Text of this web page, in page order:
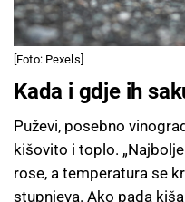
[Foto: Pexels]
Kada i gdje ih
Puževi, posebno
kišovito i toplo.
rose, a temperatura se
stupnjeva. Ako pada